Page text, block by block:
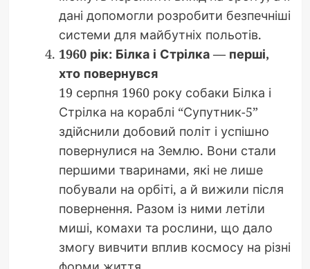
дані допомогли розробити безпечніші
системи для майбутніх польотів.
1960 рік: Білка і Стрілка — перші,
хто повернувся
19 серпня 1960 року собаки Білка і
Стрілка на кораблі “Супутник-5”
здійснили добовий політ і успішно
повернулися на Землю. Вони стали
першими тваринами, які не лише
побували на орбіті, а й вижили після
повернення. Разом із ними летіли
миші, комахи та рослини, що дало
змогу вивчити вплив космосу на різні